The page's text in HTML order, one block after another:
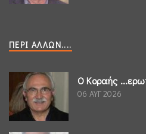
ΠΕΡΊ ΆΛΛΩΝ....
Ο Κοραής
06 ΑΥΓ 2026